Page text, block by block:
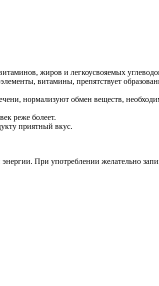
жиров и легкоусвояемых
витамины, препятствует
нормализуют обмен веществ,
реже болеет.
приятный вкус.
При употреблении желательно